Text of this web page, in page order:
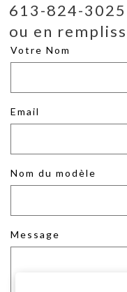
613-824-3025
ou en
Votre Nom
Email
Nom du modèle
Message